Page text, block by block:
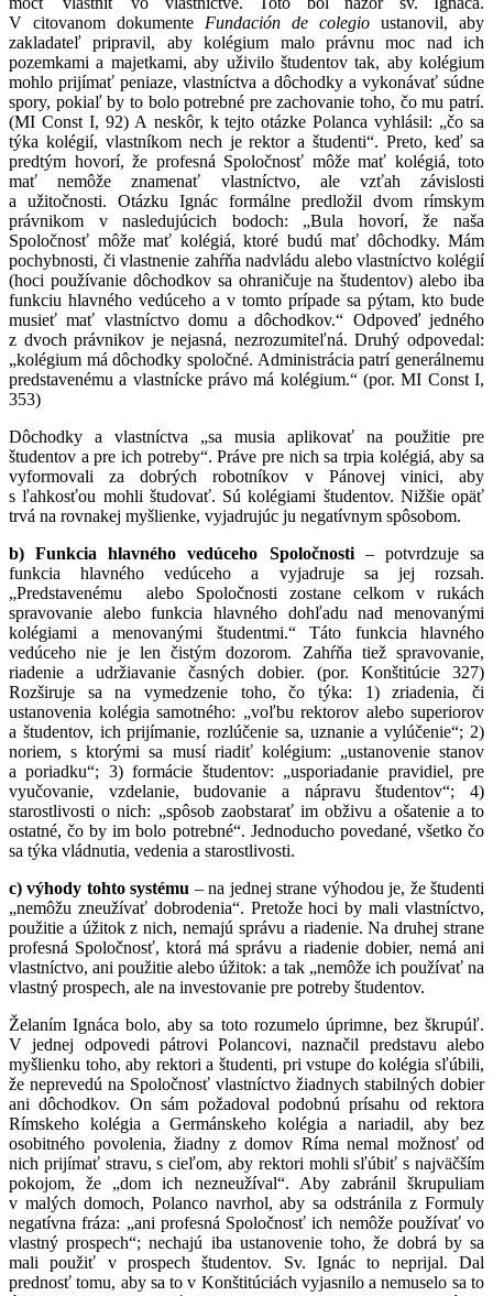
V citovanom dokumente Fundación de colegio ustanovil, aby
zakladateľ pripravil, aby kolégium malo právnu moc nad ich
pozemkami a majetkami, aby uživilo študentov tak, aby kolégium
mohlo prijímať peniaze, vlastníctva a dôchodky a vykonávať súdne
spory, pokiaľ by to bolo potrebné pre zachovanie toho, čo mu patrí.
(MI Const I, 92) A neskôr, k tejto otázke Polanca vyhlásil: „čo sa
týka kolégií, vlastníkom nech je rektor a študenti“. Preto, keď sa
predtým hovorí, že profesná Spoločnosť môže mať kolégiá, toto
mať nemôže znamenať vlastníctvo, ale vzťah závislosti
a užitočnosti. Otázku Ignác formálne predložil dvom rímskym
právnikom v nasledujúcich bodoch: „Bula hovorí, že naša
Spoločnosť môže mať kolégiá, ktoré budú mať dôchodky. Mám
pochybnosti, či vlastnenie zahŕňa nadvládu alebo vlastníctvo kolégií
(hoci používanie dôchodkov sa ohraničuje na študentov) alebo iba
funkciu hlavného vedúceho a v tomto prípade sa pýtam, kto bude
musieť mať vlastníctvo domu a dôchodkov.“ Odpoveď jedného
z dvoch právnikov je nejasná, nezrozumiteľná. Druhý odpovedal:
„kolégium má dôchodky spoločné. Administrácia patrí generálnemu
predstavenému a vlastnícke právo má kolégium.“ (por. MI Const I,
353)
Dôchodky a vlastníctva „sa musia aplikovať na použitie pre
študentov a pre ich potreby“. Práve pre nich sa trpia kolégiá, aby sa
vyformovali za dobrých robotníkov v Pánovej vinici, aby
s ľahkosťou mohli študovať. Sú kolégiami študentov. Nižšie opäť
trvá na rovnakej myšlienke, vyjadrujúc ju negatívnym spôsobom.
b) Funkcia hlavného vedúceho Spoločnosti– potvrdzuje sa
funkcia hlavného vedúceho a vyjadruje sa jej rozsah.
„Predstavenému alebo Spoločnosti zostane celkom v rukách
spravovanie alebo funkcia hlavného dohľadu nad menovanými
kolégiami a menovanými študentmi.“ Táto funkcia hlavného
vedúceho nie je len čistým dozorom. Zahŕňa tiež spravovanie,
riadenie a udržiavanie časných dobier. (por. Konštitúcie 327)
Rozširuje sa na vymedzenie toho, čo týka: 1) zriadenia, či
ustanovenia kolégia samotného: „voľbu rektorov alebo superiorov
a študentov, ich prijímanie, rozlúčenie sa, uznanie a vylúčenie“; 2)
noriem, s ktorými sa musí riadiť kolégium: „ustanovenie stanov
a poriadku“; 3) formácie študentov: „usporiadanie pravidiel, pre
vyučovanie, vzdelanie, budovanie a nápravu študentov“; 4)
starostlivosti o nich: „spôsob zaobstarať im obživu a ošatenie a to
ostatné, čo by im bolo potrebné“. Jednoducho povedané, všetko čo
sa týka vládnutia, vedenia a starostlivosti.
c) výhody tohto systému – na jednej strane výhodou je, že študenti
„nemôžu zneužívať dobrodenia“. Pretože hoci by mali vlastníctvo,
použitie a úžitok z nich, nemajú správu a riadenie. Na druhej strane
profesná Spoločnosť, ktorá má správu a riadenie dobier, nemá ani
vlastníctvo, ani použitie alebo úžitok: a tak „nemôže ich používať na
vlastný prospech, ale na investovanie pre potreby študentov.
Želaním Ignáca bolo, aby sa toto rozumelo úprimne, bez škrupúľ.
V jednej odpovedi pátrovi Polancovi, naznačil predstavu alebo
myšlienku toho, aby rektori a študenti, pri vstupe do kolégia sľúbili,
že neprevedú na Spoločnosť vlastníctvo žiadnych stabilných dobier
ani dôchodkov. On sám požadoval podobnú prísahu od rektora
Rímskeho kolégia a Germánskeho kolégia a nariadil, aby bez
osobitného povolenia, žiadny z domov Ríma nemal možnosť od
nich prijímať stravu, s cieľom, aby rektori mohli sľúbiť s najväčším
pokojom, že „dom ich nezneužíval“. Aby zabránil škrupuliam
v malých domoch, Polanco navrhol, aby sa odstránila z Formuly
negatívna fráza: „ani profesná Spoločnosť ich nemôže používať vo
vlastný prospech“; nechajú iba ustanovenie toho, že dobrá by sa
mali použiť v prospech študentov. Sv. Ignác to neprijal. Dal
prednosť tomu, aby sa to v Konštitúciách vyjasnilo a nemuselo sa to